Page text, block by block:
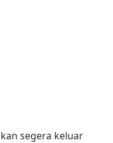
segera keluar